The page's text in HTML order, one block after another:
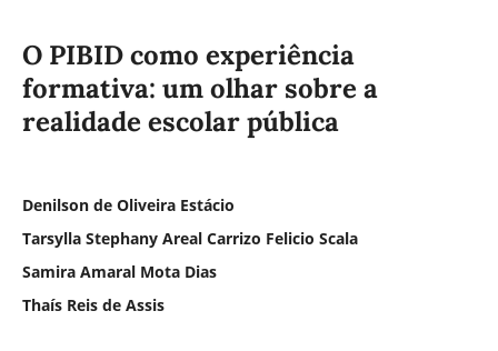
O PIBID como experiência
formativa: um olhar sobre a
realidade escolar pública
Denilson de Oliveira Estácio
Tarsylla Stephany Areal Carrizo Felicio Scala
Samira Amaral Mota Dias
Thaís Reis de Assis